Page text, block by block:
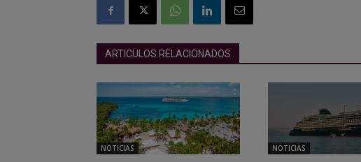
ARTICULOS RELACIONADOS
NOTICIAS NOTICIAS